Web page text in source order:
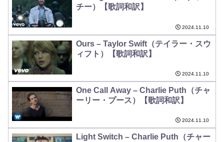
チー）【歌詞和訳】
2024.11.10
Ours – Taylor Swift（テイラー・スウ
ィフト）【歌詞和訳】
2024.11.10
One Call Away – Charlie Puth（チャ
ーリー・プース）【歌詞和訳】
2024.11.10
Light Switch – Charlie Puth（チャー